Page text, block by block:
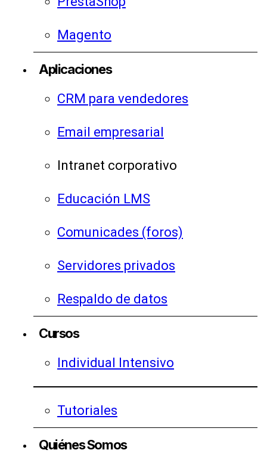
Magento
Aplicaciones
CRM para vendedores
Email empresarial
Intranet corporativo
Educación LMS
Comunicades (foros)
Servidores privados
Respaldo de datos
Cursos
Individual Intensivo
Tutoriales
Quiénes Somos